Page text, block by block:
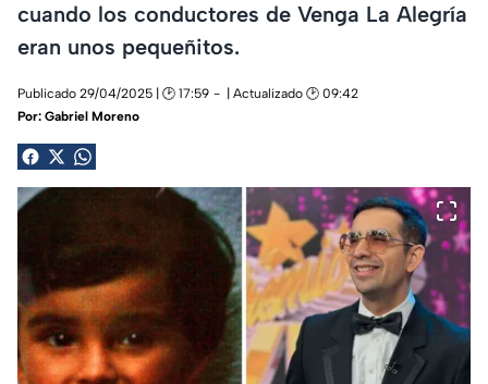
cuando los conductores de Venga La Alegría
eran unos pequeñitos.
Publicado 29/04/2025 | 🕑 17:59
| Actualizado 🕑 09:42
Por: Gabriel Moreno